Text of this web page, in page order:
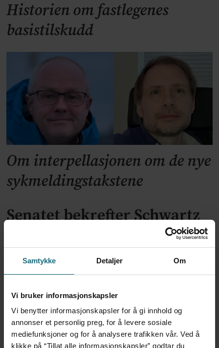
Samtykke Detaljer Om
Vi bruker informasjonskapsler
Vi benytter informasjonskapsler for å gi innhold og
annonser et personlig preg, for å levere sosiale
mediefunksjoner og for å analysere trafikken vår. Ved å
klikke på “Tillat alle informasjonskapsler” godtar du
Historien om fastlegenes
basistilskudd
Om interpellasjonen om de nye
sykmeldingstakstene
Senatet bekrefter Schwartz
som ny smittevernsdirektør